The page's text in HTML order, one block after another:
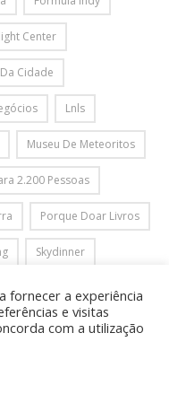
Center
Cidade
Lnls
Museu De Meteoritos
2.200 Pessoas
Porque Doar Livros
Skydinner
Wars Festas
fornecer a experiência
e visitas
com a utilização